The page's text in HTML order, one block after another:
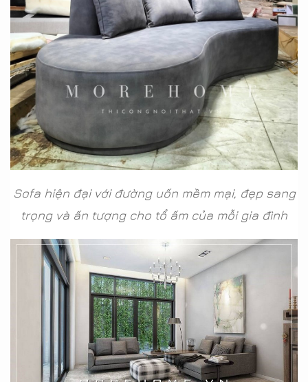
Sofa hiện đại với đường uốn mềm mại, đẹp sang
trọng và ấn tượng cho tổ ấm của mỗi gia đình